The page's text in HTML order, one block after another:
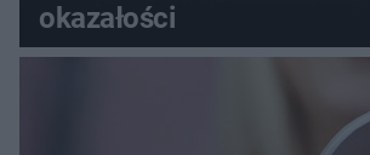
okazałości